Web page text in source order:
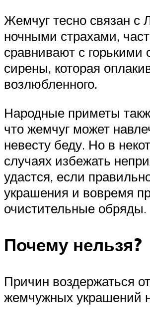
Жемчуг тесно связан с
ночными страхами,
сравнивают с горькими
сирены, которая
возлюбленного.
Народные приметы
что жемчуг может
невесту беду. Но в
случаях избежать
удастся, если
украшения и вовремя
очистительные обряды.
Почему нельзя?
Причин воздержаться
жемчужных украшений